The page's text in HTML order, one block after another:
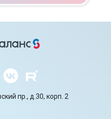
пр., д.30, корп. 2